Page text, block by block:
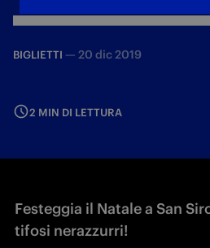
BIGLIETTI — 20 dic 2019
2 MIN DI LETTURA
Festeggia il Natale a San
tifosi nerazzurri!